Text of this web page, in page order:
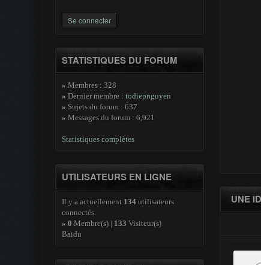
STATISTIQUES DU FORUM
» Membres : 328
» Dernier membre : todiepnguyen
» Sujets du forum : 637
» Messages du forum : 6,921
Statistiques complètes
UTILISATEURS EN LIGNE
Il y a actuellement 134utilisateurs
connectés.
» 0 Membre(s) | 133 Visiteur(s)
Baidu
UNE